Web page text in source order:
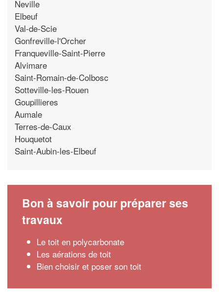
Neville
Elbeuf
Val-de-Scie
Gonfreville-l'Orcher
Franqueville-Saint-Pierre
Alvimare
Saint-Romain-de-Colbosc
Sotteville-les-Rouen
Goupillieres
Aumale
Terres-de-Caux
Houquetot
Saint-Aubin-les-Elbeuf
Bon à savoir pour préparer ses
travaux
Le toit en polycarbonate
Les aérations de toit
Bien choisir et poser son toit